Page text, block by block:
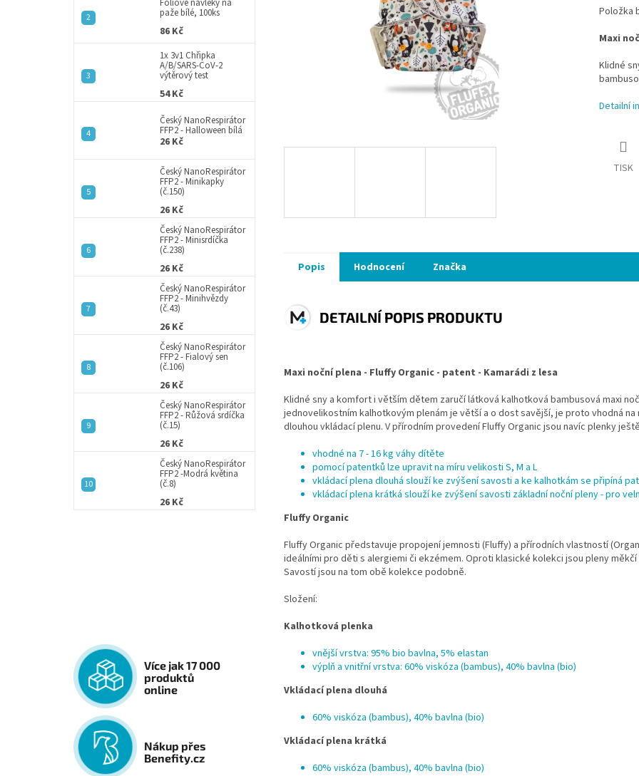
paže bílé, 100ks
86 Kč
1x 3v1 Chřipka
A/B/SARS-CoV-2
výtěrový test
54 Kč
Český NanoRespirátor
FFP2 - Halloween bílá
26 Kč
Český NanoRespirátor
FFP2 - Minikapky
(č.150)
26 Kč
Český NanoRespirátor
FFP2 - Minisrdíčka
(č.238)
26 Kč
Český NanoRespirátor
FFP2 - Minihvězdy
(č.43)
26 Kč
Český NanoRespirátor
FFP2 - Fialový sen
(č.106)
26 Kč
Český NanoRespirátor
FFP2 - Růžová srdíčka
(č.15)
26 Kč
Český NanoRespirátor
FFP2 -Modrá květina
(č.8)
26 Kč
Více jak 17 000
produktů
online
Nákup přes
Benefity.cz
Položka
Maxi
Klidné
Detailní
TISK
Popis Hodnocení Značka
DETAILNÍ POPIS PRODUKTU
Maxi noční plena - Fluffy Organic - patent - Kamarádi z lesa
Klidné sny a komfort i větším dětem zaručí látková kalhotková bambusová maxi
jednovelikostním kalhotkovým plenám je větší a o dost savější, je proto vhodná
dlouhou vkládací plenu. V přírodním provedení Fluffy Organic jsou navíc plenky
vhodné na 7 - 16 kg váhy dítěte
pomocí patentků lze upravit na míru velikosti S, M a L
vkládací plena dlouhá slouží ke zvýšení savosti a ke kalhotkám se připíná
vkládací plena krátká slouží ke zvýšení savosti základní noční pleny - pro
Fluffy Organic
Fluffy Organic představuje propojení jemnosti (Fluffy) a přírodních vlastností
ideálními pro děti s alergiemi či ekzémem. Oproti klasické kolekci jsou pleny
Savostí jsou na tom obě kolekce podobně.
Složení:
Kalhotková plenka
vnější vrstva: 95% bio bavlna, 5% elastan
výplň a vnitřní vrstva: 60% viskóza (bambus), 40% bavlna (bio)
Vkládací plena dlouhá
60% viskóza (bambus), 40% bavlna (bio)
Vkládací plena krátká
60% viskóza (bambus), 40% bavlna (bio)